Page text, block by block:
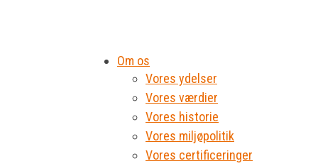
Om os
Vores ydelser
Vores værdier
Vores historie
Vores miljøpolitik
Vores certificeringer